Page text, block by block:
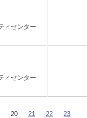
ィセンター
ィセンター
20 21 22
23